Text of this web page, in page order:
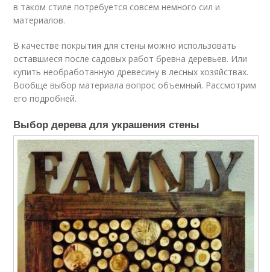
в таком стиле потребуется совсем немного сил и
материалов.
В качестве покрытия для стены можно использовать
оставшиеся после садовых работ бревна деревьев. Или
купить необработанную древесину в лесных хозяйствах.
Вообще выбор материала вопрос объемный. Рассмотрим
его подробней.
Выбор дерева для украшения стены